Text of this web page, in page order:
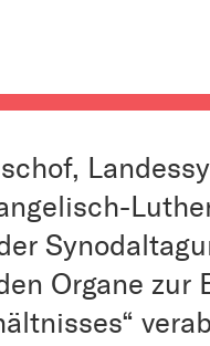
Organe zur